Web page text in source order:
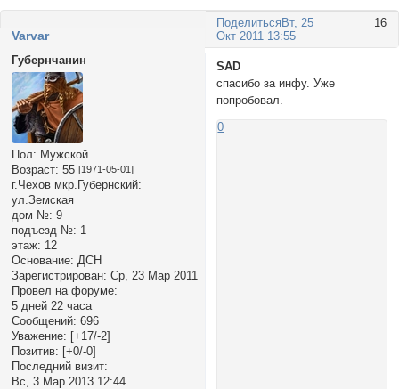
Поделиться 16
Вт, 25
Окт 2011 13:55
Varvar
Губернчанин
Пол: Мужской
Возраст: 55 [1971-05-01]
г.Чехов мкр.Губернский:
ул.Земская
дом №: 9
подъезд №: 1
этаж: 12
Основание: ДСН
Зарегистрирован: Ср, 23 Мар 2011
Провел на форуме:
5 дней 22 часа
Сообщений: 696
Уважение: [+17/-2]
Позитив: [+0/-0]
Последний визит:
Вс, 3 Мар 2013 12:44
SAD
спасибо за инфу. Уже
попробовал.
0